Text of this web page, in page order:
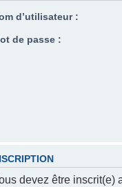
d’utilisateur :
de passe :
devez être inscrit(e)